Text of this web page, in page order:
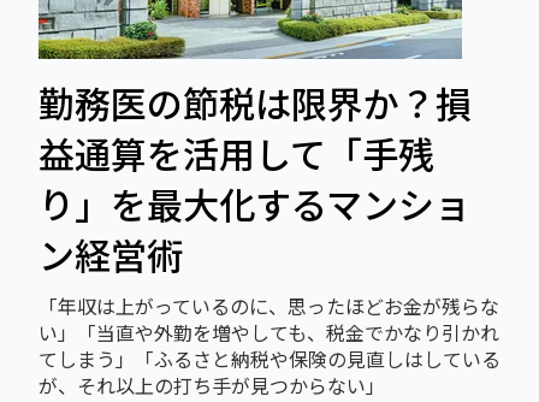
勤務医の節税は限界か？損
益通算を活用して「手残
り」を最大化するマンショ
ン経営術
「年収は上がっているのに、思ったほどお金が残らな
い」「当直や外勤を増やしても、税金でかなり引かれ
てしまう」「ふるさと納税や保険の見直しはしている
が、それ以上の打ち手が見つからない」